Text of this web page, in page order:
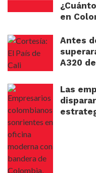
en
Antes
A320
Las